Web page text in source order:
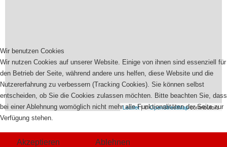
Leaflet| ©OpenStreetMapcontributors
Wir benutzen Cookies
Wir nutzen Cookies auf unserer Website. Einige von ihnen sind essenziell für
den Betrieb der Seite, während andere uns helfen, diese Website und die
Nutzererfahrung zu verbessern (Tracking Cookies). Sie können selbst
entscheiden, ob Sie die Cookies zulassen möchten. Bitte beachten Sie, dass
bei einer Ablehnung womöglich nicht mehr alle Funktionalitäten der Seite zur
Verfügung stehen.
Akzeptieren Ablehnen